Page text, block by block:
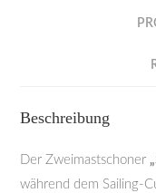
Beschreibung
Der Zweimastschoner
während dem Sailing-